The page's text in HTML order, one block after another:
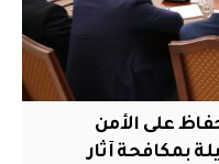
على الأمن
بمكافحة آثار